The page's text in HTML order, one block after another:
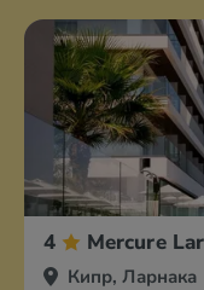
4 Mercure
Кипр, Ларнака